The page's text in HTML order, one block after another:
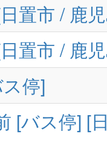
置市 / 鹿
置市 / 鹿
停]
[バス停] [